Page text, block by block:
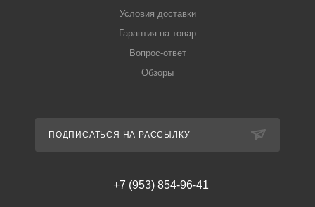
Условия доставки
Гарантия на товар
Вопрос-ответ
Обзоры
ПОДПИСАТЬСЯ НА РАССЫЛКУ
+7 (953) 854-96-41